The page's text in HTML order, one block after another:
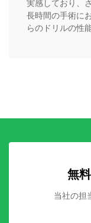
実感しており、
長時間の手術に
らのドリルの性
無
当社の担